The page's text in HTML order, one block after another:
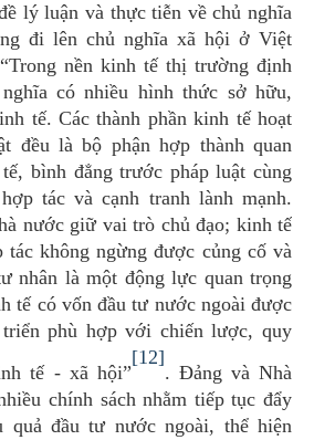
lý luận và thực tiễn về chủ nghĩa
đi lên chủ nghĩa xã hội ở Việt
nền kinh tế thị trường định
có nhiều hình thức sở hữu,
tế. Các thành phần kinh tế hoạt
đều là bộ phận hợp thành quan
bình đẳng trước pháp luật cùng
tác và cạnh tranh lành mạnh.
nước giữ vai trò chủ đạo; kinh tế
tác không ngừng được củng cố và
nhân là một động lực quan trọng
tế có vốn đầu tư nước ngoài được
phù hợp với chiến lược, quy
tế - xã hội”
[12]
. Đảng và Nhà
chính sách nhằm tiếp tục đẩy
quả đầu tư nước ngoài, thể hiện